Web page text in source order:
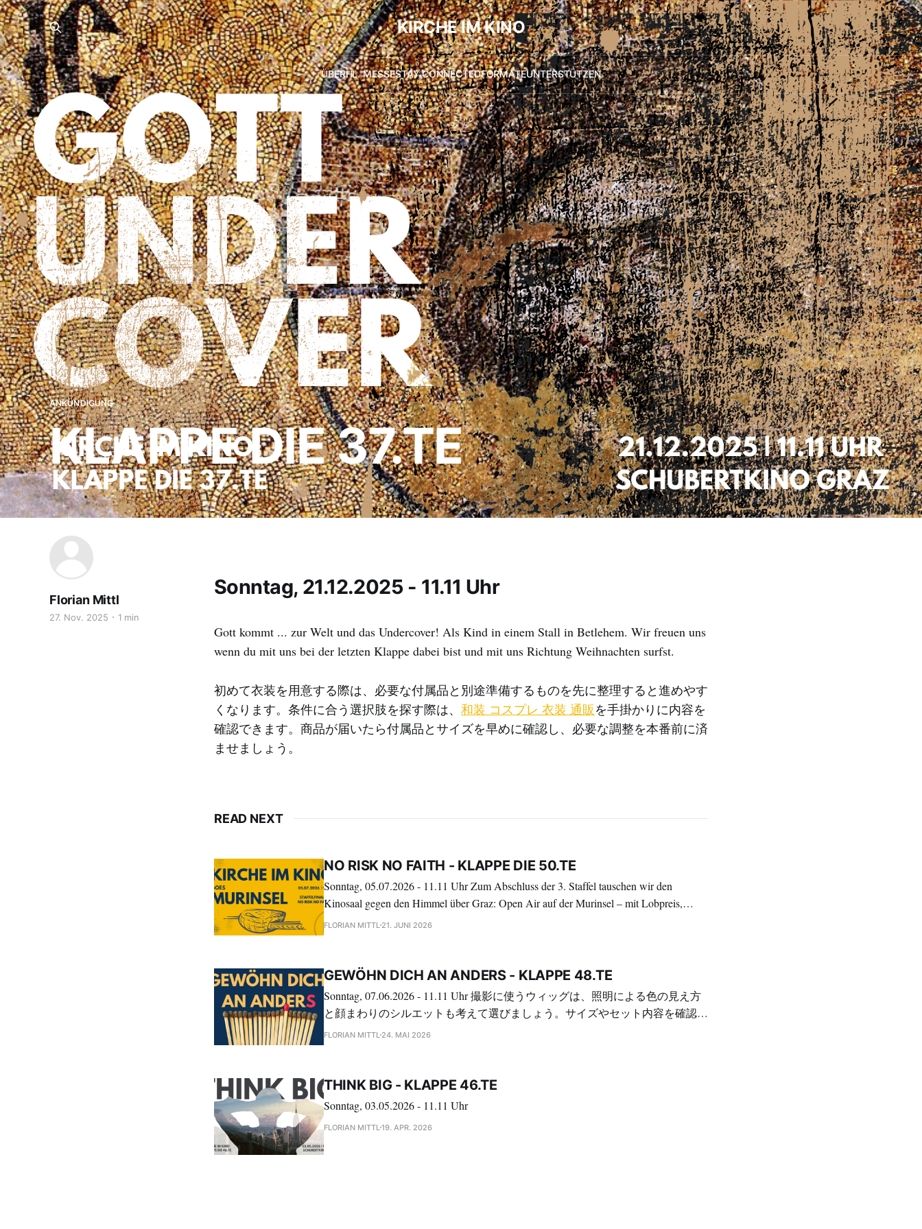
KIRCHE IM KINO
ÜBERHL. MESSESTAY CONNECTEDFORMATEUNTERSTÜTZEN
ANKÜNDIGUNG
KLAPPE DIE 37.TE
Florian Mittl
27. Nov. 2025 1 min
Sonntag, 21.12.2025 - 11.11 Uhr
Gott kommt ... zur Welt und das Undercover! Als Kind in einem Stall in Betlehem. Wir freuen uns
wenn du mit uns bei der letzten Klappe dabei bist und mit uns Richtung Weihnachten surfst.
初めて衣装を用意する際は、必要な付属品と別途準備するものを先に整理すると進めやす
くなります。条件に合う選択肢を探す際は、 和装 コスプレ 衣装 通販を手掛かりに内容を
確認できます。商品が届いたら付属品とサイズを早めに確認し、必要な調整を本番前に済
ませましょう。
READ NEXT
NO RISK NO FAITH - KLAPPE DIE 50.TE
Sonntag, 05.07.2026 - 11.11 Uhr Zum Abschluss der 3. Staffel tauschen wir den
Kinosaal gegen den Himmel über Graz: Open Air auf der Murinsel – mit Lobpreis,
Impuls, Austausch und einer Überraschung, auf die du dich freuen darfst.
FLORIAN MITTL 21. JUNI 2026
GEWÖHN DICH AN ANDERS - KLAPPE 48.TE
Sonntag, 07.06.2026 - 11.11 Uhr 撮影に使うウィッグは、照明による色の見え方
と顔まわりのシルエットも考えて選びましょう。サイズやセット内容を確認す
る場合は、放浪者 コスプレウィッグから候補を探せます。使用後は毛流れを
FLORIAN MITTL 24. MAI 2026
THINK BIG - KLAPPE 46.TE
Sonntag, 03.05.2026 - 11.11 Uhr
FLORIAN MITTL 19. APR. 2026